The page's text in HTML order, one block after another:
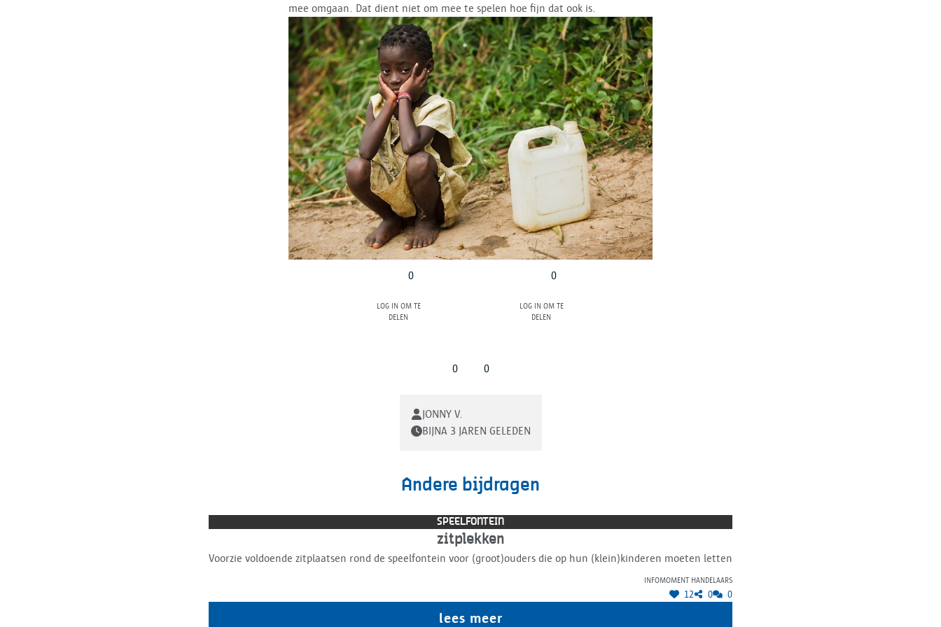
mee omgaan. Dat dient niet om mee te spelen hoe fijn dat ook is.
0
Log in om te
delen
0
Log in om te
delen
0 0
JONNY V.
BIJNA 3 JAREN GELEDEN
Andere bijdragen
SPEELFONTEIN
zitplekken
Voorzie voldoende zitplaatsen rond de speelfontein voor (groot)ouders die op hun (klein)kinderen moeten letten
Infomoment handelaars
12 0 0
lees meer